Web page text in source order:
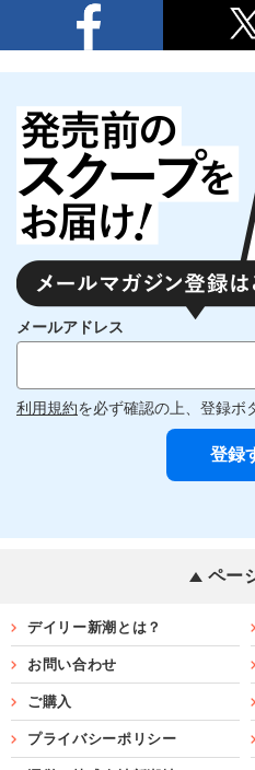
メールアドレス
利用規約を必ず確認の上、登録ボ
ペー
デイリー新潮とは？
お問い合わせ
ご購入
プライバシーポリシー